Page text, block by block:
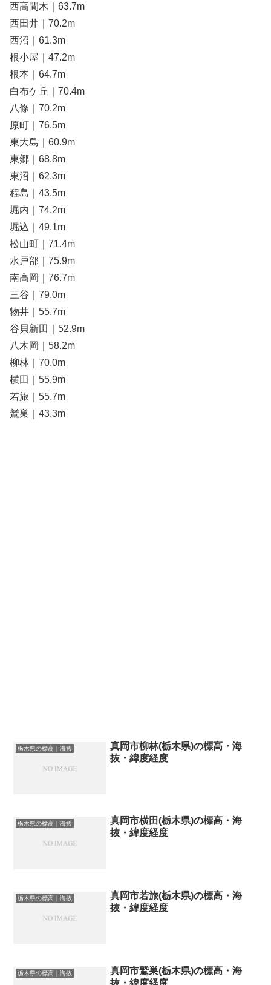
西高間木｜63.7m
西田井｜70.2m
西沼｜61.3m
根小屋｜47.2m
根本｜64.7m
白布ケ丘｜70.4m
八條｜70.2m
原町｜76.5m
東大島｜60.9m
東郷｜68.8m
東沼｜62.3m
程島｜43.5m
堀内｜74.2m
堀込｜49.1m
松山町｜71.4m
水戸部｜75.9m
南高岡｜76.7m
三谷｜79.0m
物井｜55.7m
谷貝新田｜52.9m
八木岡｜58.2m
柳林｜70.0m
横田｜55.9m
若旅｜55.7m
鷲巣｜43.3m
栃木県の標高｜海抜
真岡市柳林(栃木県)の標高・海
抜・緯度経度
栃木県の標高｜海抜
真岡市横田(栃木県)の標高・海
抜・緯度経度
栃木県の標高｜海抜
真岡市若旅(栃木県)の標高・海
抜・緯度経度
栃木県の標高｜海抜
真岡市鷲巣(栃木県)の標高・海
抜・緯度経度